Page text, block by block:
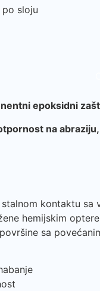
sloju
epoksidni
na
kontaktu sa
hemijskim
sa